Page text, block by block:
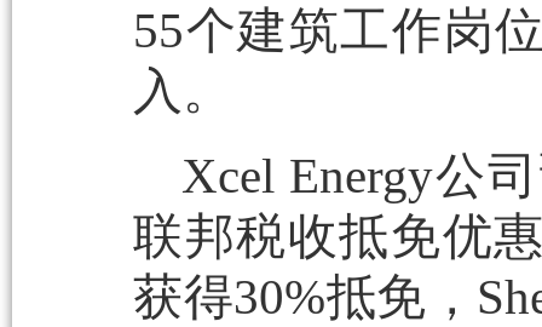
55个建筑工作岗
入。
Xcel Energy公
联邦税收抵免优
获得30%抵免，